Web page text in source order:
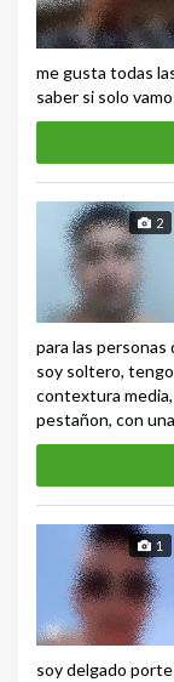
me gusta todas
saber si solo
2
para las
soy soltero,
contextura media,
pestañon, con
1
soy delgado